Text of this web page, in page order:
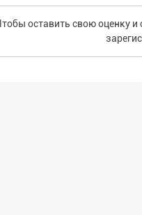
оставить свою оценку